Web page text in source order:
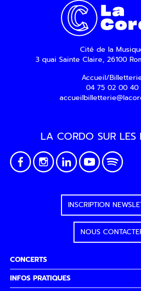
Cité de la
3 quai Sainte Claire, 26100
Accueil/
04 75 02 00 40
CONCERTS
INFOS PRATIQUES
LA CORDO SUR LES
INSCRIPTION
NOUS
En indiquant votre adresse
consentez à recevoir notre
d’information par voie
pouvez vous désinscrire à tout
les liens de désinscription ou
contactant. Pour en savoir
notre
Politique de confidentialité